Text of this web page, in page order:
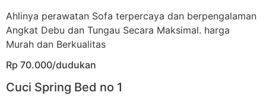
Ahlinya perawatan Sofa terpercaya dan berpengalaman
Angkat Debu dan Tungau Secara Maksimal. harga
Murah dan Berkualitas
Rp 70.000/dudukan
Cuci Spring Bed no 1